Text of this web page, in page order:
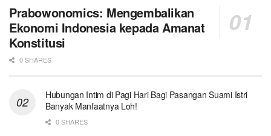
Prabowonomics: Mengembalikan
Ekonomi Indonesia kepada Amanat
Konstitusi
0 SHARES
Hubungan Intim di Pagi Hari Bagi Pasangan Suami Istri
Banyak Manfaatnya Loh!
0 SHARES